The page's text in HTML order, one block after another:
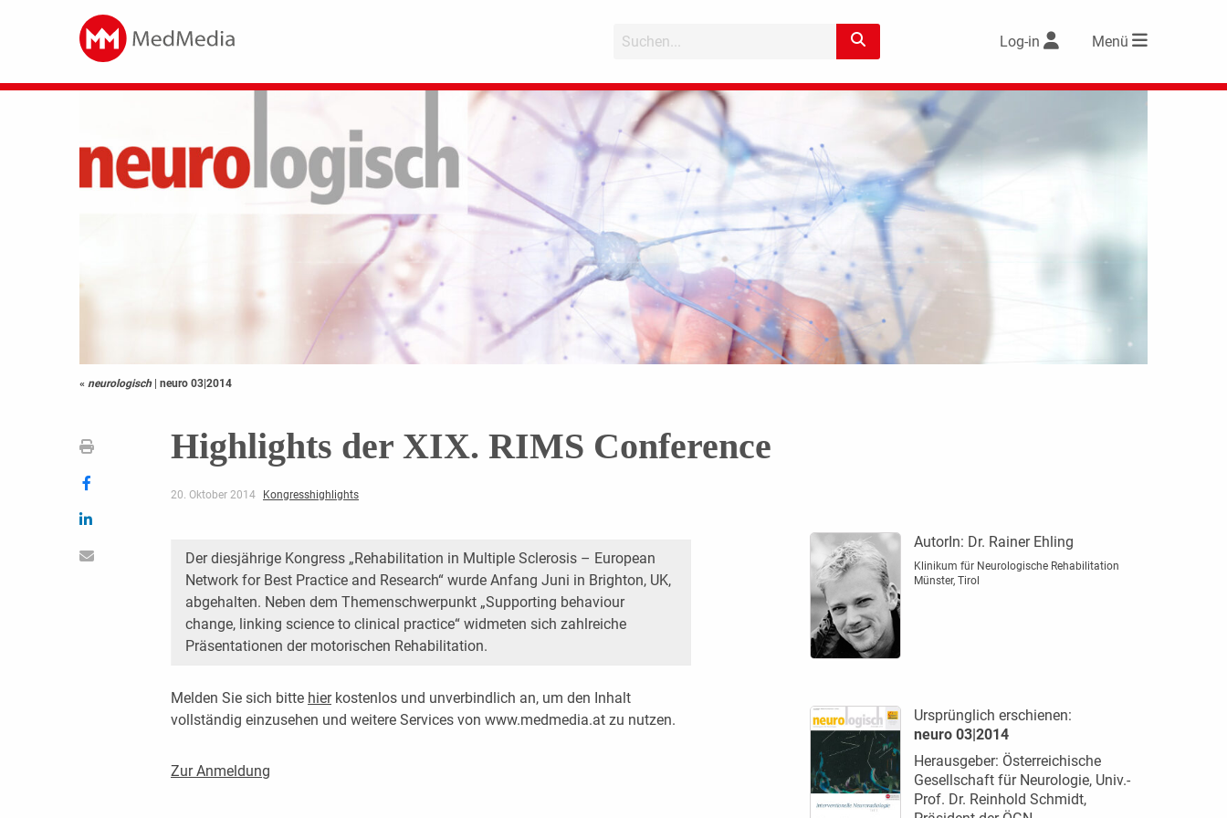
Log-in Menü
« neurologisch | neuro 03|2014
Highlights der XIX. RIMS Conference
20. Oktober 2014 Kongresshighlights
Der diesjährige Kongress „Rehabilitation in Multiple Sclerosis – European
Network for Best Practice and Research“ wurde Anfang Juni in Brighton, UK,
abgehalten. Neben dem Themenschwerpunkt „Supporting behaviour
change, linking science to clinical practice“ widmeten sich zahlreiche
Präsentationen der motorischen Rehabilitation.
Melden Sie sich bitte hierkostenlos und unverbindlich an, um den Inhalt
vollständig einzusehen und weitere Services von www.medmedia.at zu nutzen.
Zur Anmeldung
AutorIn: Dr. Rainer Ehling
Klinikum für Neurologische Rehabilitation
Münster, Tirol
Ursprünglich erschienen:
neuro 03|2014
Herausgeber: Österreichische
Gesellschaft für Neurologie, Univ.-
Prof. Dr. Reinhold Schmidt,